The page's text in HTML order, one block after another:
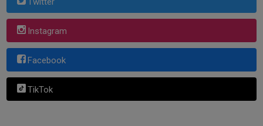
Instagram
Facebook
TikTok